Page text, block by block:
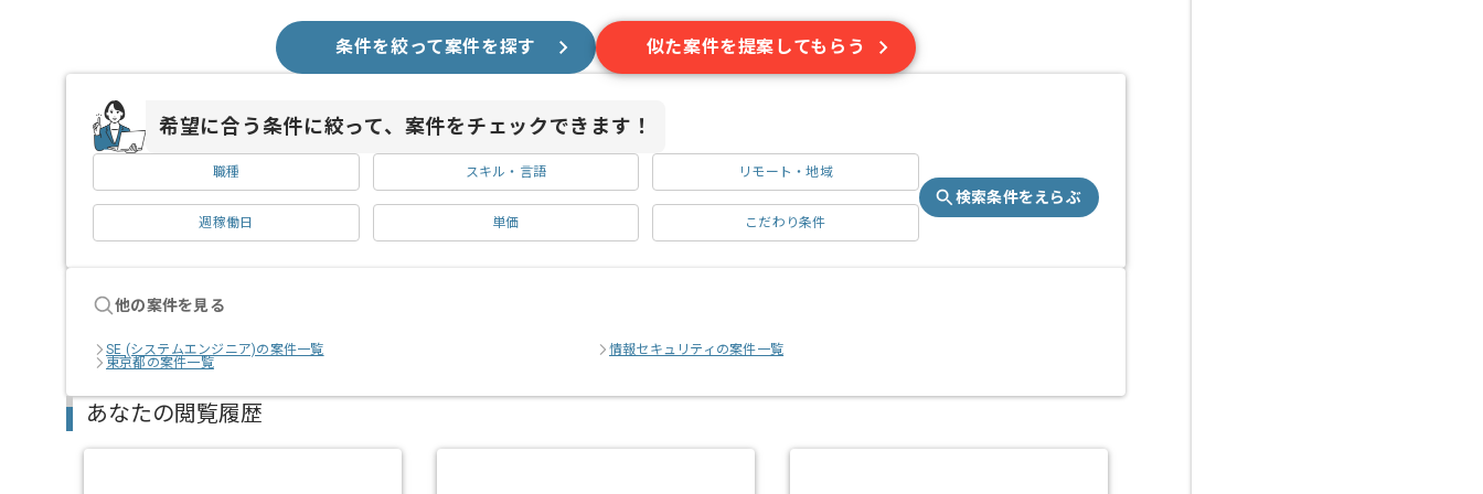
条件を絞って案件を探す 似た案件を提案してもらう
希望に合う条件に絞って、案件をチェックできます！
職種 スキル・言語 リモート・地域
週稼働日 単価 こだわり条件
検索条件をえらぶ
他の案件を見る
SE (システムエンジニア)の案件一覧
情報セキュリティの案件一覧
東京都の案件一覧
あなたの閲覧履歴